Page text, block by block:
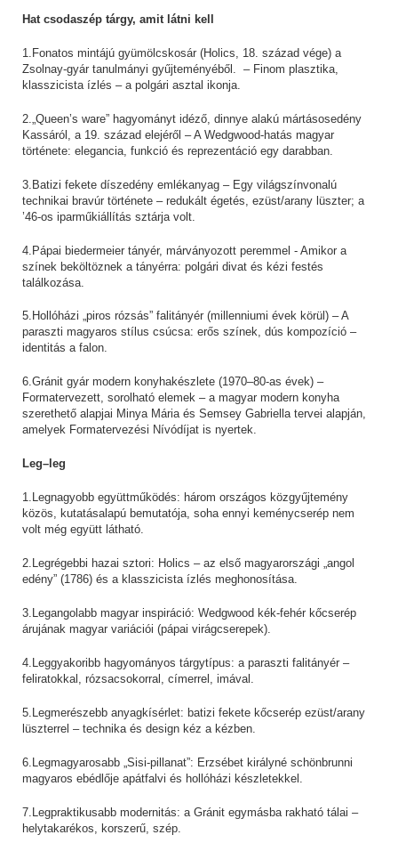
Hat csodaszép tárgy, amit látni kell
1.Fonatos mintájú gyümölcskosár (Holics, 18. század vége) a
Zsolnay-gyár tanulmányi gyűjteményéből. – Finom plasztika,
klasszicista ízlés – a polgári asztal ikonja.
2.„Queen’s ware” hagyományt idéző, dinnye alakú mártásosedény
Kassáról, a 19. század elejéről – A Wedgwood-hatás magyar
története: elegancia, funkció és reprezentáció egy darabban.
3.Batizi fekete díszedény emlékanyag – Egy világszínvonalú
technikai bravúr története – redukált égetés, ezüst/arany lüszter; a
’46-os iparműkiállítás sztárja volt.
4.Pápai biedermeier tányér, márványozott peremmel - Amikor a
színek beköltöznek a tányérra: polgári divat és kézi festés
találkozása.
5.Hollóházi „piros rózsás” falitányér (millenniumi évek körül) – A
paraszti magyaros stílus csúcsa: erős színek, dús kompozíció –
identitás a falon.
6.Gránit gyár modern konyhakészlete (1970–80-as évek) –
Formatervezett, sorolható elemek – a magyar modern konyha
szerethető alapjai Minya Mária és Semsey Gabriella tervei alapján,
amelyek Formatervezési Nívódíjat is nyertek.
Leg–leg
1.Legnagyobb együttműködés: három országos közgyűjtemény
közös, kutatásalapú bemutatója, soha ennyi keménycserép nem
volt még együtt látható.
2.Legrégebbi hazai sztori: Holics – az első magyarországi „angol
edény” (1786) és a klasszicista ízlés meghonosítása.
3.Legangolabb magyar inspiráció: Wedgwood kék-fehér kőcserép
árujának magyar variációi (pápai virágcserepek).
4.Leggyakoribb hagyományos tárgytípus: a paraszti falitányér –
feliratokkal, rózsacsokorral, címerrel, imával.
5.Legmerészebb anyagkísérlet: batizi fekete kőcserép ezüst/arany
lüszterrel – technika és design kéz a kézben.
6.Legmagyarosabb „Sisi-pillanat”: Erzsébet királyné schönbrunni
magyaros ebédlője apátfalvi és hollóházi készletekkel.
7.Legpraktikusabb modernitás: a Gránit egymásba rakható tálai –
helytakarékos, korszerű, szép.